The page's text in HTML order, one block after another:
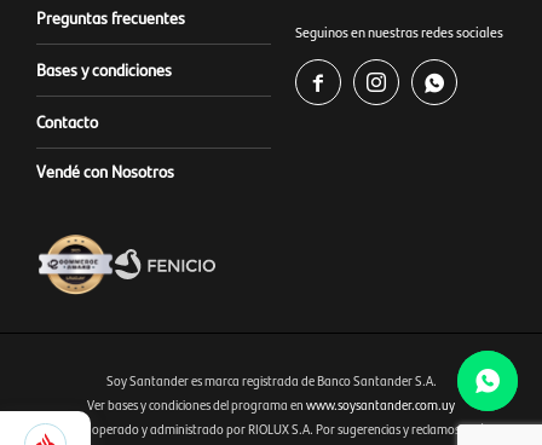
Selecciona
5.400
Preguntas frecuentes
Bases y condiciones
Contacto
Vendé con Nosotros
Seguinos en nuestras redes sociales
  
Fenicio eCommerce Uruguay
Soy Santander es marca registrada de Banco Santander S.A.
Ver bases y condiciones del programa en www.soysantander.com.uy
Este sitio es operado y administrado por RIOLUX S.A. Por sugerencias y reclamos, diríjase a